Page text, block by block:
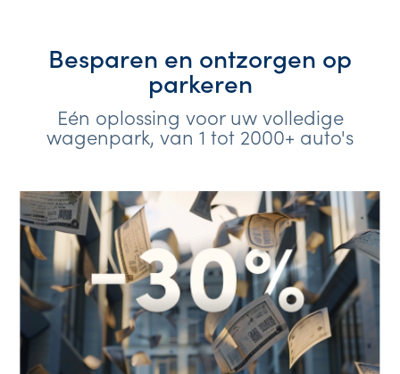
Besparen en ontzorgen op
parkeren
Eén oplossing voor uw volledige
wagenpark, van 1 tot 2000+ auto's